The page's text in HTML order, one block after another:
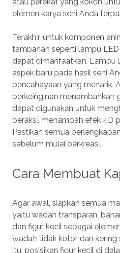
elemen karya seni Anda
Terakhir, untuk komponen
tambahan seperti lampu
dapat dimanfaatkan. Lampu
aspek baru pada hasil seni
pencahayaan yang menarik.
berkeinginan menambahkan
dapat digunakan untuk
beraksi, menambah efek 4D
Pastikan semua
sebelum mulai berkreasi.
Cara Membuat
Agar awal, siapkan semua
yaitu wadah transparan,
dan figur kecil sebagai
wadah tidak kotor dan kering
itu, posisikan figur kecil di